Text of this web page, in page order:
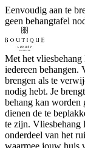
Eenvoudig aan te
geen behangtafel
Met het
iedereen behangen.
brengen als te
nodig hebt. Je
behang kan worden
dienen de te
te zijn. Vliesbehang
onderdeel van het
waarmee jouw huis